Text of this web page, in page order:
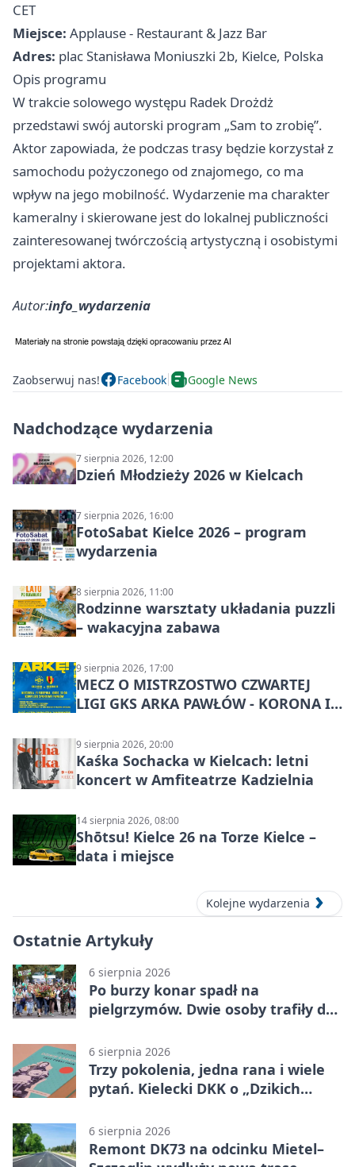
CET
Miejsce: Applause - Restaurant & Jazz Bar
Adres: plac Stanisława Moniuszki 2b, Kielce, Polska
Opis programu
W trakcie solowego występu Radek Drożdż
przedstawi swój autorski program „Sam to zrobię”.
Aktor zapowiada, że podczas trasy będzie korzystał z
samochodu pożyczonego od znajomego, co ma
wpływ na jego mobilność. Wydarzenie ma charakter
kameralny i skierowane jest do lokalnej publiczności
zainteresowanej twórczością artystyczną i osobistymi
projektami aktora.
Autor:info_wydarzenia
Zaobserwuj nas! Facebook Google News
Nadchodzące wydarzenia
7 sierpnia 2026, 12:00
Dzień Młodzieży 2026 w Kielcach
7 sierpnia 2026, 16:00
FotoSabat Kielce 2026 – program
wydarzenia
8 sierpnia 2026, 11:00
Rodzinne warsztaty układania puzzli
– wakacyjna zabawa
9 sierpnia 2026, 17:00
MECZ O MISTRZOSTWO CZWARTEJ
LIGI GKS ARKA PAWŁÓW - KORONA III
9 sierpnia 2026, 20:00
Kaśka Sochacka w Kielcach: letni
koncert w Amfiteatrze Kadzielnia
14 sierpnia 2026, 08:00
Shōtsu! Kielce 26 na Torze Kielce –
data i miejsce
Kolejne wydarzenia
Ostatnie Artykuły
6 sierpnia 2026
Po burzy konar spadł na
pielgrzymów. Dwie osoby trafiły do
6 sierpnia 2026
Trzy pokolenia, jedna rana i wiele
pytań. Kielecki DKK o „Dzikich
6 sierpnia 2026
Remont DK73 na odcinku Mietel–